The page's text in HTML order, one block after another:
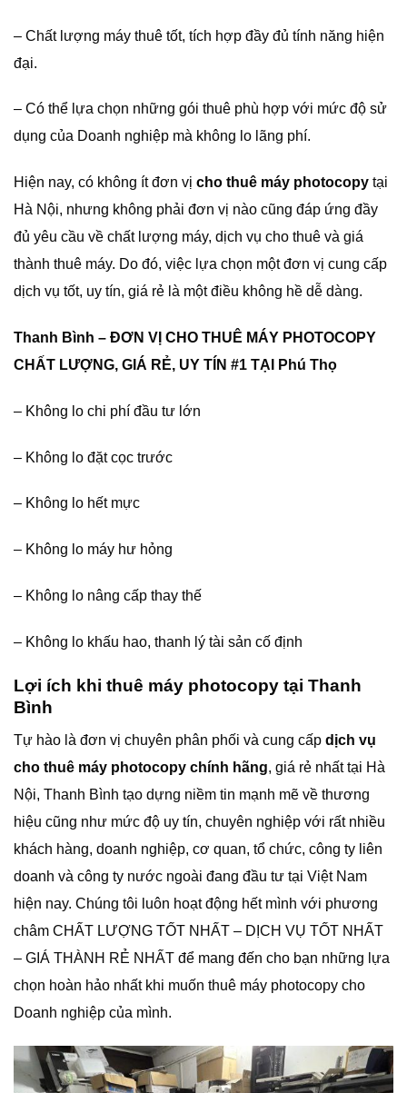
– Chất lượng máy thuê tốt, tích hợp đầy đủ tính năng hiện
đại.
– Có thể lựa chọn những gói thuê phù hợp với mức độ sử
dụng của Doanh nghiệp mà không lo lãng phí.
Hiện nay, có không ít đơn vị cho thuê máy photocopy tại
Hà Nội, nhưng không phải đơn vị nào cũng đáp ứng đầy
đủ yêu cầu về chất lượng máy, dịch vụ cho thuê và giá
thành thuê máy. Do đó, việc lựa chọn một đơn vị cung cấp
dịch vụ tốt, uy tín, giá rẻ là một điều không hề dễ dàng.
Thanh Bình – ĐƠN VỊ CHO THUÊ MÁY PHOTOCOPY
CHẤT LƯỢNG, GIÁ RẺ, UY TÍN #1 TẠI Phú Thọ
– Không lo chi phí đầu tư lớn
– Không lo đặt cọc trước
– Không lo hết mực
– Không lo máy hư hỏng
– Không lo nâng cấp thay thế
– Không lo khấu hao, thanh lý tài sản cố định
Lợi ích khi thuê máy photocopy tại Thanh
Bình
Tự hào là đơn vị chuyên phân phối và cung cấp dịch vụ
cho thuê máy photocopy chính hãng, giá rẻ nhất tại Hà
Nội, Thanh Bình tạo dựng niềm tin mạnh mẽ về thương
hiệu cũng như mức độ uy tín, chuyên nghiệp với rất nhiều
khách hàng, doanh nghiệp, cơ quan, tổ chức, công ty liên
doanh và công ty nước ngoài đang đầu tư tại Việt Nam
hiện nay. Chúng tôi luôn hoạt động hết mình với phương
châm CHẤT LƯỢNG TỐT NHẤT – DỊCH VỤ TỐT NHẤT
– GIÁ THÀNH RẺ NHẤT để mang đến cho bạn những lựa
chọn hoàn hảo nhất khi muốn thuê máy photocopy cho
Doanh nghiệp của mình.